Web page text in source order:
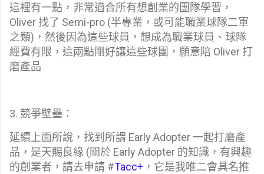
這裡有一點，非常適合所有想創業的團隊學習，
Oliver 找了 Semi-pro (半專業，或可能職業球隊二軍
之類)，然後因為這些球員，想成為職業球員、球隊
經費有限，這兩點剛好讓這些球團，願意陪 Oliver 打
磨產品
3. 競爭壁壘：
延續上面所說，找到所謂 Early Adopter 一起打磨產
品，是天賜良緣 (關於 Early Adopter 的知識，有興趣
的創業者，請去申請 #Tacc+ ，它是我唯二會具名推